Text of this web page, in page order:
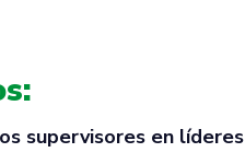
supervisores en